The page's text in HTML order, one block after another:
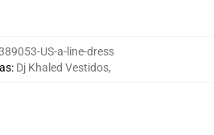
US-a-line-dress
: Dj Khaled Vestidos,